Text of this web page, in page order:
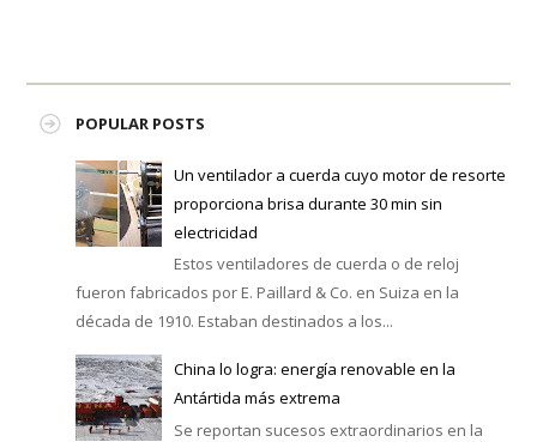
POPULAR POSTS
Un ventilador a cuerda cuyo motor de resorte
proporciona brisa durante 30 min sin
electricidad
Estos ventiladores de cuerda o de reloj
fueron fabricados por E. Paillard & Co. en Suiza en la
década de 1910. Estaban destinados a los...
China lo logra: energía renovable en la
Antártida más extrema
Se reportan sucesos extraordinarios en la